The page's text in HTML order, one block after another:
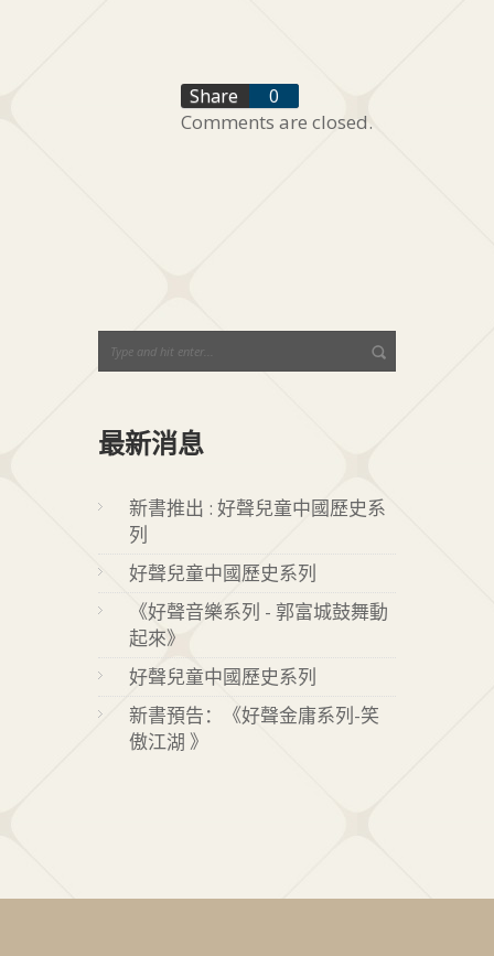
Share
f
t
0
Comments are closed.
最新消息
新書推出 : 好聲兒童中國歷史系
列
好聲兒童中國歷史系列
《好聲音樂系列 - 郭富城鼓舞動
起來》
好聲兒童中國歷史系列
新書預告：《好聲金庸系列-笑
傲江湖 》